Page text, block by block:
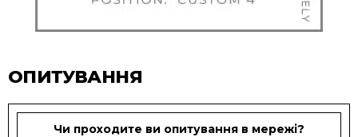
ОПИТУВАННЯ
Чи проходите ви опитування в мережі?